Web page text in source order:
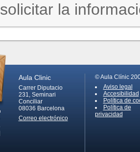
solicitar la
Aula Clinic
Carrer Diputacio
231, Seminari
Conciliar
08036 Barcelona
Correo electrónico
© Aula Clínic
Aviso legal
Accesibilidad
Política de
Política de
privacidad